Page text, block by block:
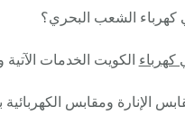
كهرباء الشعب البحري؟
كهرباء الكويت الخدمات
الإنارة ومقابس